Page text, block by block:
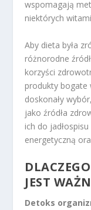
wspomagają
niektórych
Aby dieta była
różnorodne
korzyści
produkty bogate
doskonały
jako źródła
ich do
energetyczną
JEST
Detoks